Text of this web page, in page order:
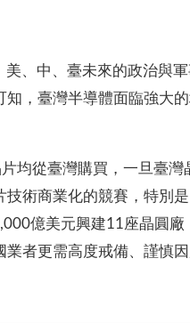
、中、臺未來的政治與軍
，臺灣半導體面臨強大
均從臺灣購買，一旦臺灣
術商業化的競賽，特別
億美元興建11座晶圓廠
者更需高度戒備、謹慎因